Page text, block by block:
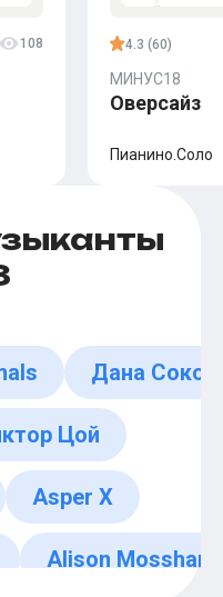
108 4.3 (60)
МИНУС18
Оверсайз
Пианино.Соло
Дана
Цой
Asper X
Alison Mosshart